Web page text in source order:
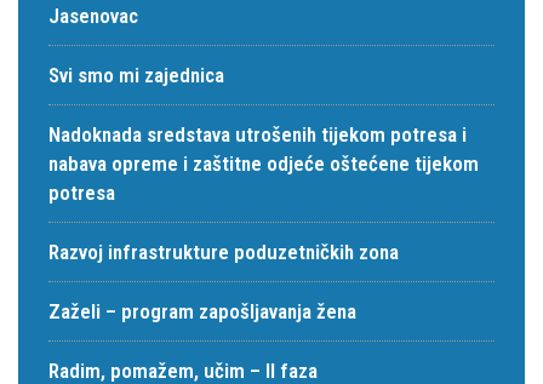
Jasenovac
Svi smo mi zajednica
Nadoknada sredstava utrošenih tijekom potresa i
nabava opreme i zaštitne odjeće oštećene tijekom
potresa
Razvoj infrastrukture poduzetničkih zona
Zaželi – program zapošljavanja žena
Radim, pomažem, učim – II faza